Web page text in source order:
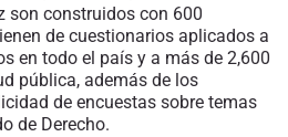
son construidos con 600
de cuestionarios aplicados a
en todo el país y a más de 2,600
pública, además de los
de encuestas sobre temas
de Derecho.